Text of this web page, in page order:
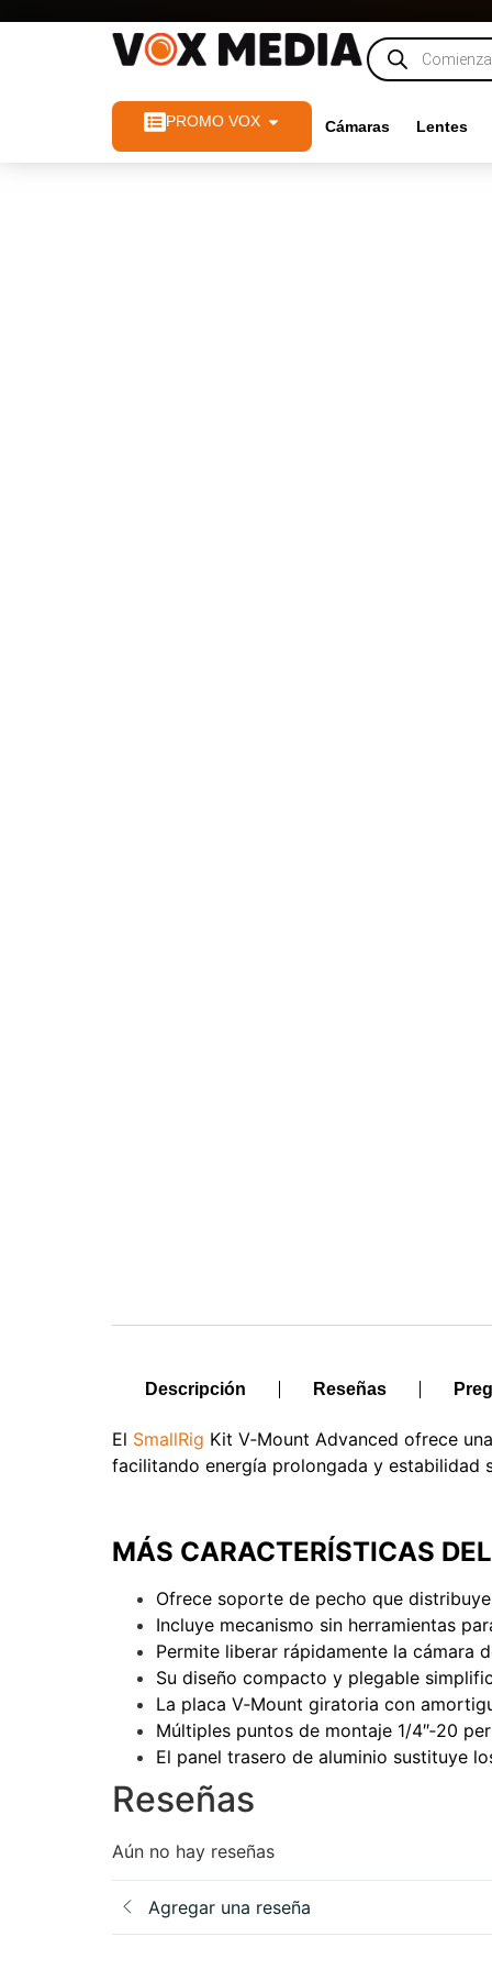
PROMO VOX Cámaras Lentes
Descripción Reseñas
El SmallRig Kit V‑Mount Advanced ofrece
facilitando energía prolongada y estabilidad
MÁS CARACTERÍSTICAS
Ofrece soporte de pecho que
Incluye mecanismo sin herramientas
Permite liberar rápidamente la cámara
Su diseño compacto y plegable
La placa V‑Mount giratoria con
Múltiples puntos de montaje 1/4″‑20
El panel trasero de aluminio sustituye
Reseñas
Aún no hay reseñas
Agregar una reseña